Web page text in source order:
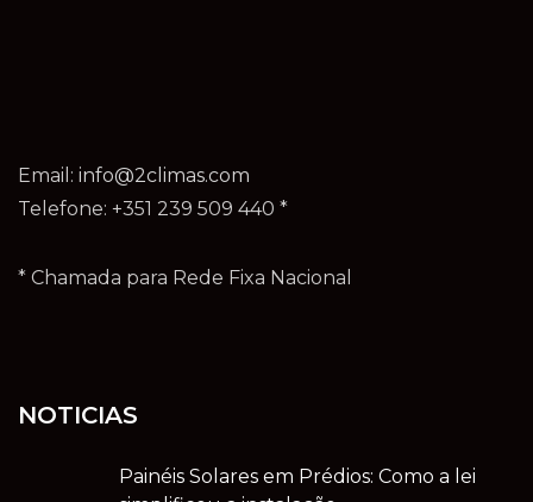
Email: info@2climas.com
Telefone: +351 239 509 440 *
* Chamada para Rede Fixa Nacional
NOTICIAS
Painéis Solares em Prédios: Como a lei